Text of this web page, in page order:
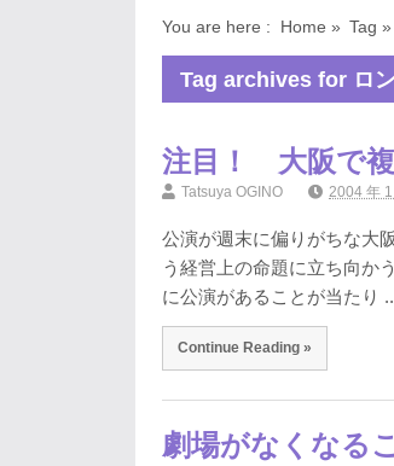
You are here : Home » Tag »
Tag archives for ロ
注目！ 大阪で複
Tatsuya OGINO 2004 年 1
公演が週末に偏りがちな大
う経営上の命題に立ち向か
に公演があることが当たり
Continue Reading »
劇場がなくなる